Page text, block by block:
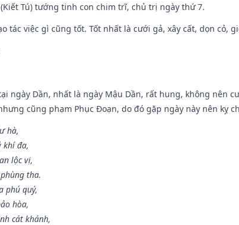
(Kiết Tú) tướng tinh con chim trĩ, chủ trị ngày thứ 7.
tác việc gì cũng tốt. Tốt nhất là cưới gả, xây cất, dọn cỏ,
ngày Dần, nhất là ngày Mậu Dần, rất hung, không nên
cũng phạm Phục Đoạn, do đó gặp ngày này nên kỵ
hà,
khí đa,
lộc vị,
tha.
phú quý,
hòa,
cát khánh,